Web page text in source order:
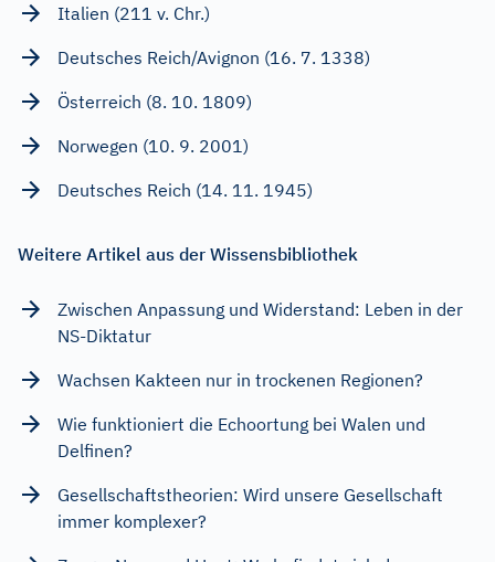
Italien (211 v. Chr.)
Deutsches Reich/Avignon (16. 7. 1338)
Österreich (8. 10. 1809)
Norwegen (10. 9. 2001)
Deutsches Reich (14. 11. 1945)
Weitere Artikel aus der Wissensbibliothek
Zwischen Anpassung und Widerstand: Leben in der
NS-Diktatur
Wachsen Kakteen nur in trockenen Regionen?
Wie funktioniert die Echoortung bei Walen und
Delfinen?
Gesellschaftstheorien: Wird unsere Gesellschaft
immer komplexer?